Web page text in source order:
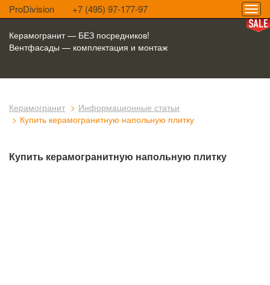
ProDivision +7 (495) 97-177-97
Керамогранит — БЕЗ посредников!
Вентфасады — комплектация и монтаж
Керамогранит
Информационные статьи
Купить керамогранитную напольную плитку
Купить керамогранитную напольную плитку